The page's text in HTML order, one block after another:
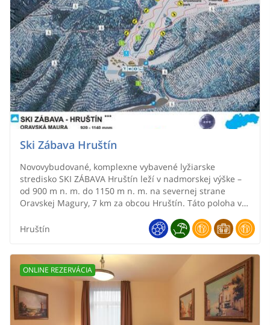
Ski Zábava Hruštín
Novovybudované, komplexne vybavené lyžiarske
stredisko SKI ZÁBAVA Hruštín leží v nadmorskej výške –
od 900 m n. m. do 1150 m n. m. na severnej strane
Oravskej Magury, 7 km za obcou Hruštín. Táto poloha v
zabezpečuje stredisku nielen vynikajúce snehové
podmienky počas celej lyžiarskej sezóny, ale umožňuje
lyžovačku. Neodmysliteľnou súčasťou strediska je
skiservis, požičovňa lyžiarskeho výstroja aj detská škôlka
pre najmenších. Poskytujeme tiež služby inštruktora pre
individuálnu i kolektívnu výučbu
Hruštín
ONLINE REZERVÁCIA